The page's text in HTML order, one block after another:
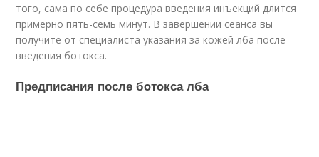
того, сама по себе процедура введения инъекций длится
примерно пять-семь минут. В завершении сеанса вы
получите от специалиста указания за кожей лба после
введения бoтoкса.
Предписания после бoтoкса лба